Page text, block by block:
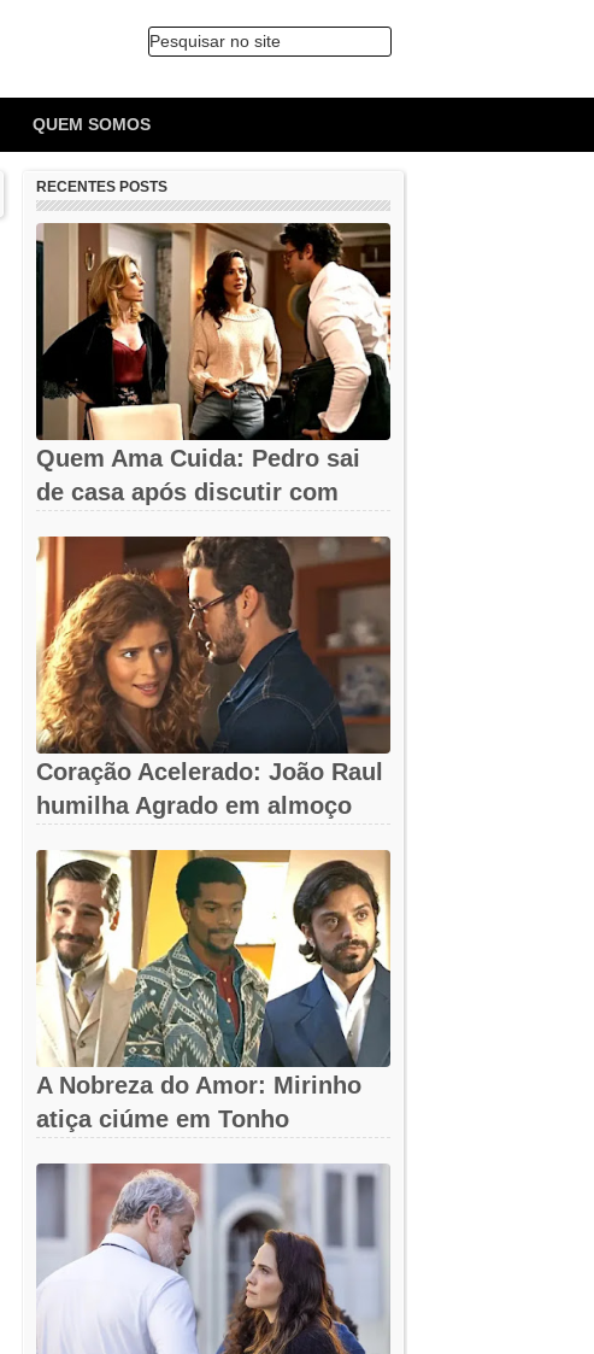
Pesquisar no site
QUEM SOMOS
RECENTES POSTS
Quem Ama Cuida: Pedro sai
de casa após discutir com
Coração Acelerado: João Raul
humilha Agrado em almoço
A Nobreza do Amor: Mirinho
atiça ciúme em Tonho